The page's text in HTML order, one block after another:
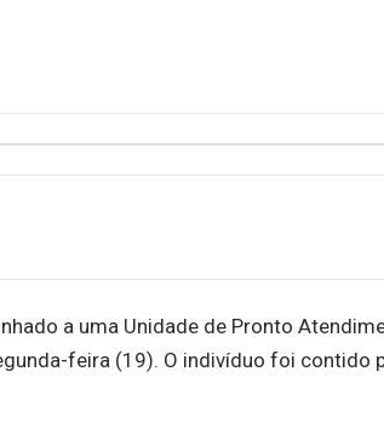
a uma Unidade de Pronto
feira (19). O indivíduo foi contido